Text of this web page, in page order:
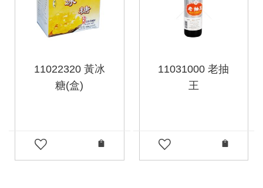
11022320 黃冰
糖(盒)
11031000 老抽
王